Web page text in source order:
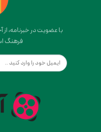
با عضویت در خبرنامه،
فرهنگ